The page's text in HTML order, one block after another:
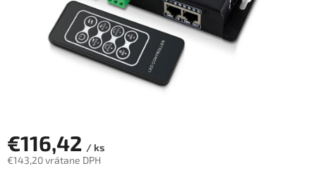
€116,42 / ks
€143,20 vrátane DPH